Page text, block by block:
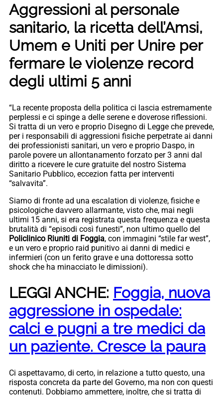
Aggressioni al personale
sanitario, la ricetta dell’Amsi,
Umem e Uniti per Unire per
fermare le violenze record
degli ultimi 5 anni
“La recente proposta della politica ci lascia estremamente
perplessi e ci spinge a delle serene e doverose riflessioni.
Si tratta di un vero e proprio Disegno di Legge che prevede,
per i responsabili di aggressioni fisiche perpetrate ai danni
dei professionisti sanitari, un vero e proprio Daspo, in
parole povere un allontanamento forzato per 3 anni dal
diritto a ricevere le cure gratuite del nostro Sistema
Sanitario Pubblico, eccezion fatta per interventi
“salvavita”.
Siamo di fronte ad una escalation di violenze, fisiche e
psicologiche davvero allarmante, visto che, mai negli
ultimi 15 anni, si era registrata questa frequenza e questa
brutalità di “episodi così funesti”, non ultimo quello del
Policlinico Riuniti di Foggia, con immagini “stile far west”,
e un vero e proprio raid punitivo ai danni di medici e
infermieri (con un ferito grave e una dottoressa sotto
shock che ha minacciato le dimissioni).
LEGGI ANCHE: Foggia, nuova
aggressione in ospedale:
calci e pugni a tre medici da
un paziente. Cresce la paura
Ci aspettavamo, di certo, in relazione a tutto questo, una
risposta concreta da parte del Governo, ma non con questi
contenuti. Dobbiamo ammettere, inoltre, che si tratta di